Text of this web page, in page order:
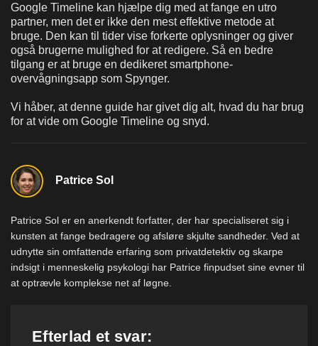
Google Timeline kan hjælpe dig med at fange en utro
partner, men det er ikke den mest effektive metode at
bruge. Den kan til tider vise forkerte oplysninger og giver
også brugerne mulighed for at redigere. Så en bedre
tilgang er at bruge en dedikeret smartphone-
overvågningsapp som Spynger.
Vi håber, at denne guide har givet dig alt, hvad du har brug
for at vide om Google Timeline og snyd.
Patrice Sol
Patrice Sol er en anerkendt forfatter, der har specialiseret sig i
kunsten at fange bedragere og afsløre skjulte sandheder. Ved at
udnytte sin omfattende erfaring som privatdetektiv og skarpe
indsigt i menneskelig psykologi har Patrice finpudset sine evner til
at optrævle komplekse net af løgne.
Efterlad et svar: